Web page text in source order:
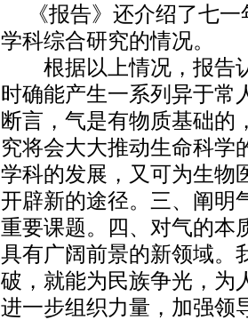
《报告》还介绍了七一
学科综合研究的情况。
根据以上情况，报告
时确能产生一系列异于常
断言，气是有物质基础的
究将会大大推动生命科学
学科的发展，又可为生物
开辟新的途径。三、阐明
重要课题。四、对气的本
具有广阔前景的新领域。
破，就能为民族争光，为
进一步组织力量，加强领